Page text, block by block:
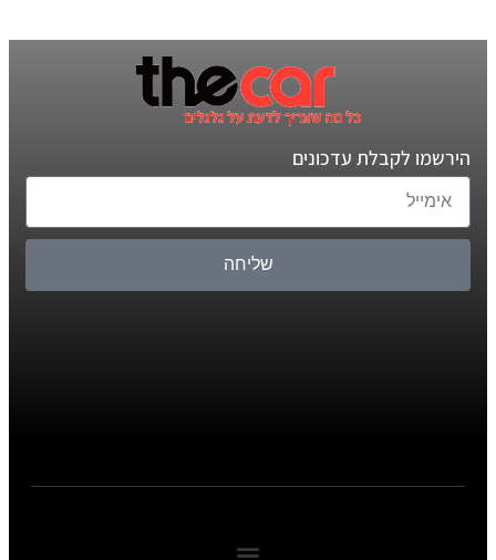
הירשמו לקבלת עדכונים
שליחה